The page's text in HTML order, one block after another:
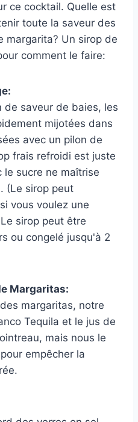
ce cocktail. Quelle est
toute la saveur des
margarita? Un sirop de
comment le faire:
de saveur de baies, les
mijotées dans
avec un pilon de
frais refroidi est juste
le sucre ne maîtrise
(Le sirop peut
vous voulez une
sirop peut être
ou congelé jusqu'à 2
Margaritas:
margaritas, notre
Tequila et le jus de
mais nous le
empêcher la